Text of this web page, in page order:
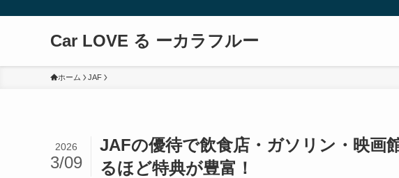
Car LOVE る ーカラフルー
ホーム JAF
JAFの優待で飲食店・ガソリン・映画
るほど特典が豊富！
2026
3/09